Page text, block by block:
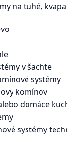
na tuhé,
v šachte
systémy
komínov
domáce
systémy